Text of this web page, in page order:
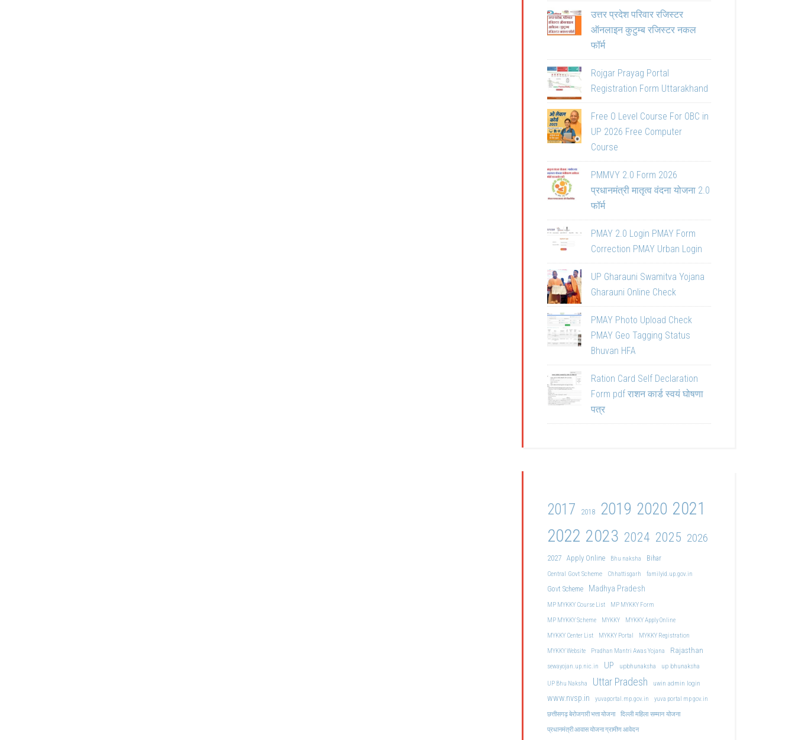
उत्तर प्रदेश परिवार रजिस्टर
ऑनलाइन कुटुम्ब रजिस्टर नकल
फॉर्म
Rojgar Prayag Portal
Registration Form Uttarakhand
Free O Level Course For OBC in
UP 2026 Free Computer
Course
PMMVY 2.0 Form 2026
प्रधानमंत्री मातृत्व वंदना योजना 2.0
फॉर्म
PMAY 2.0 Login PMAY Form
Correction PMAY Urban Login
UP Gharauni Swamitva Yojana
Gharauni Online Check
PMAY Photo Upload Check
PMAY Geo Tagging Status
Bhuvan HFA
Ration Card Self Declaration
Form pdf राशन कार्ड स्वयं घोषणा
पत्र
2017 2018 2019 2020 2021
2022 2023 2024 2025 2026
2027 Apply Online Bhu naksha
Bihar
Central Govt Scheme
Chhattisgarh familyid.up.gov.in
Govt Scheme Madhya Pradesh
MP MYKKY Course List
MP MYKKY Form
MP MYKKY Scheme
MYKKY
MYKKY Apply Online
MYKKY Center List
MYKKY Portal
MYKKY Registration
MYKKY Website
Pradhan Mantri Awas Yojana Rajasthan
sewayojan.up.nic.in UP upbhunaksha up bhunaksha
UP Bhu Naksha Uttar Pradesh uwin admin login
www.nvsp.in yuvaportal.mp.gov.in
yuva portal mp gov.in
छत्तीसगढ़ बेरोजगारी भत्ता योजना
दिल्ली महिला सम्मान योजना
प्रधानमंत्री आवास योजना ग्रामीण आवेदन